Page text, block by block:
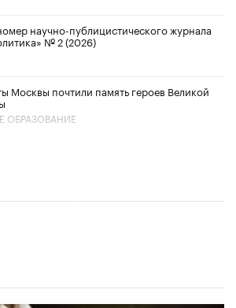
научно-публицистического журнала
№ 2 (2026)
Москвы почтили память героев Великой
ОБРАЗОВАНИЕ